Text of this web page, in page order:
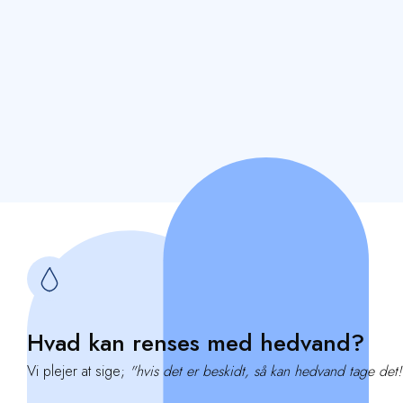
Hvad kan renses med hedvand?
Vi plejer at sige; "hvis det er beskidt, så kan hedvand tage